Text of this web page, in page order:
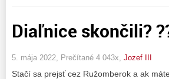
Diaľnice skončili?
5. mája 2022, Prečítané 4 043x, Jozef III
Stačí sa prejsť cez Ružomberok a ak